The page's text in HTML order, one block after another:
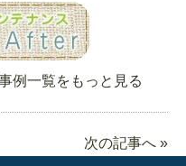
例一覧をもっと見る
次の記事へ »